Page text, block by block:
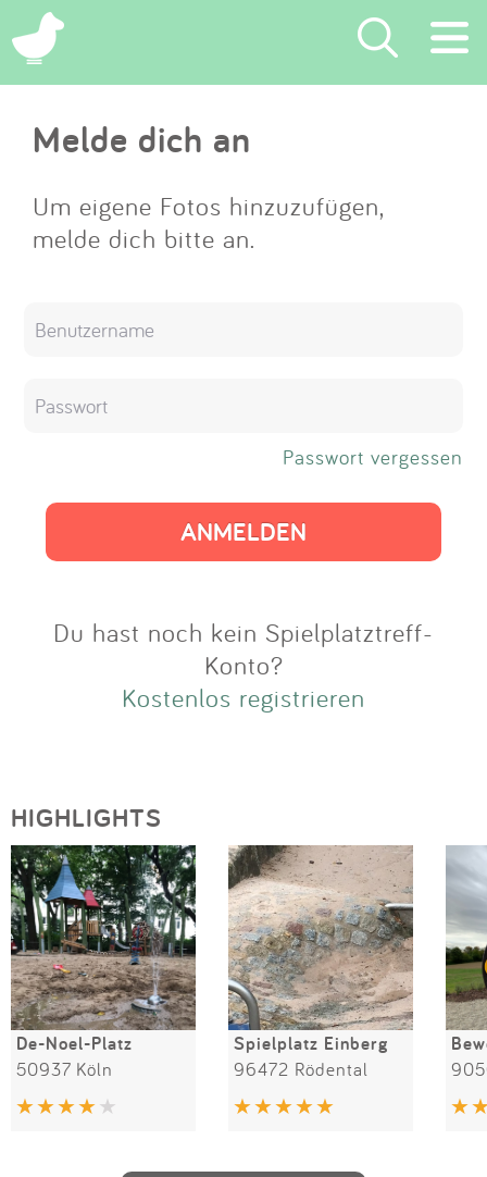
×
Suchen
Eintragen
App
Melde dich an
Um eigene Fotos hinzuzufügen,
melde dich bitte an.
Passwort vergessen
Du hast noch kein Spielplatztreff-
Konto?
Kostenlos registrieren
HIGHLIGHTS
De-Noel-Platz
50937 Köln
Spielplatz Einberg
96472 Rödental